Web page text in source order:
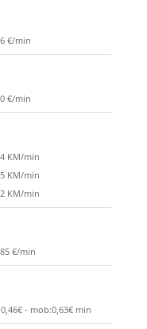
€/min
€/min
KM/min
KM/min
KM/min
€/min
- mob:0,63€ min